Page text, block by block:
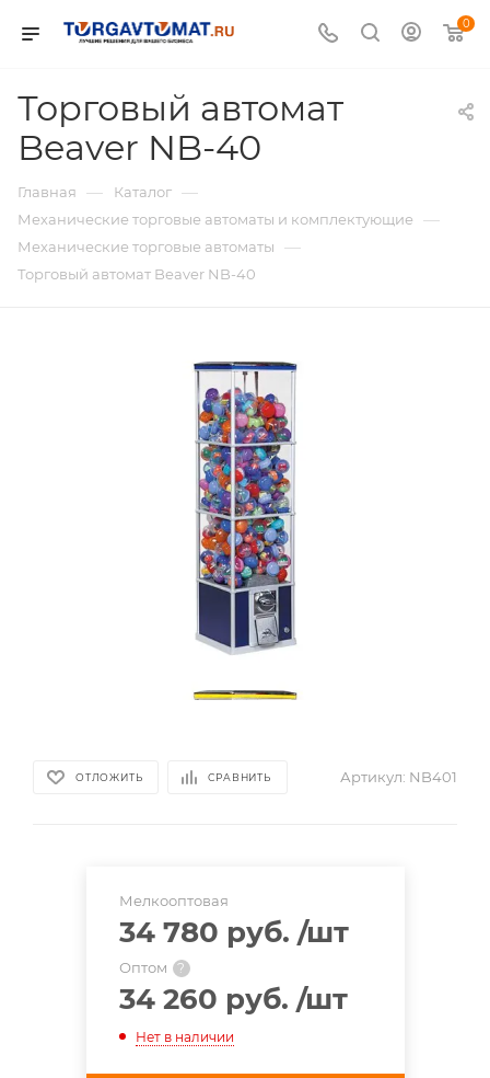
0
Торговый автомат
Beaver NB-40
Главная — Каталог —
Механические торговые автоматы и комплектующие —
Механические торговые автоматы —
Торговый автомат Beaver NB-40
ОТЛОЖИТЬ СРАВНИТЬ Артикул: NB401
Мелкооптовая
34 780 руб. /шт
Оптом ?
34 260 руб. /шт
Нет в наличии